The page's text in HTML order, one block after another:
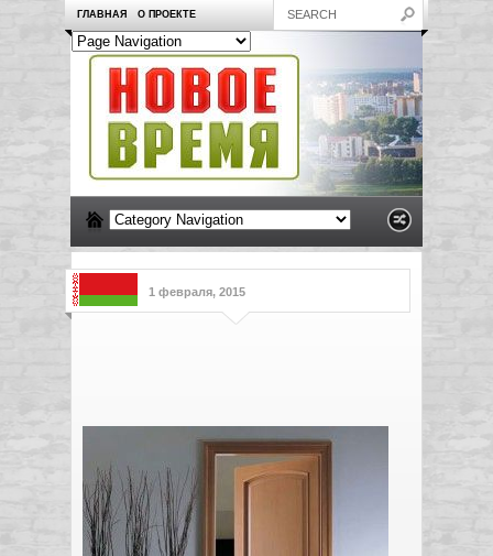
ГЛАВНАЯ О ПРОЕКТЕ
1 февраля, 2015